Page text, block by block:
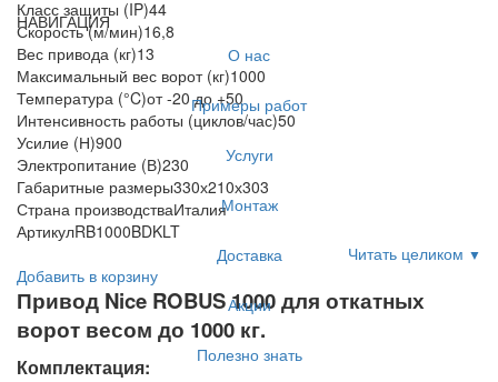
НАВИГАЦИЯ
О нас
Примеры работ
Услуги
Монтаж
Доставка
Акции
Полезно знать
Класс защиты (IP)44
Скорость (м/мин)16,8
Вес привода (кг)13
Максимальный вес ворот (кг)1000
Температура (°C)от -20 до +50
Интенсивность работы (циклов/час)50
Усилие (Н)900
Электропитание (В)230
Габаритные размеры330х210х303
Страна производстваИталия
АртикулRB1000BDKLT
Читать целиком ▼
Добавить в корзину
Привод Nice ROBUS 1000 для откатных
ворот весом до 1000 кг.
Комплектация: